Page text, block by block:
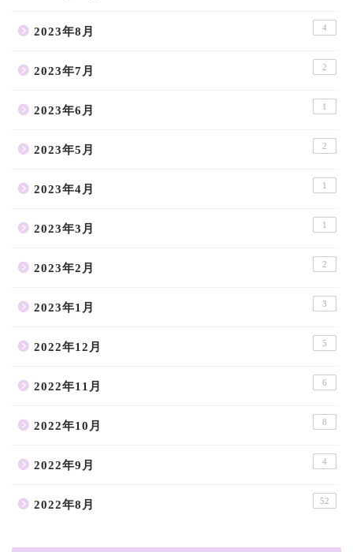
2023年8月 4
2023年7月 2
2023年6月 1
2023年5月 2
2023年4月 1
2023年3月 1
2023年2月 2
2023年1月 3
2022年12月 5
2022年11月 6
2022年10月 8
2022年9月 4
2022年8月 52